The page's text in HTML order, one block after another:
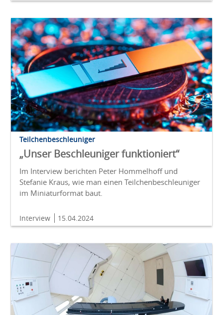
Teilchenbeschleuniger
„Unser Beschleuniger funktioniert“
Im Interview berichten Peter Hommelhoff und
Stefanie Kraus, wie man einen Teilchenbeschleuniger
im Miniaturformat baut.
Interview 15.04.2024